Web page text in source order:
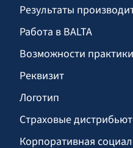
Результаты
Работа в BALTA
Возможности практики
Реквизит
Логотип
Страховые
Корпоративная